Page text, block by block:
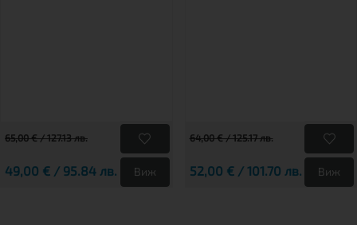
65,00 € / 127.13 лв.
49,00 € / 95.84 лв. Виж
64,00 € / 125.17 лв.
52,00 € / 101.70 лв. Виж